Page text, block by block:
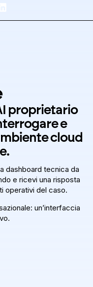
proprietario
e
cloud
dashboard tecnica da
e ricevi una risposta
operativi del caso.
un’interfaccia